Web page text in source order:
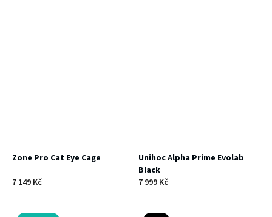
Zone Pro Cat Eye Cage
7 149 Kč
Unihoc Alpha Prime Evolab
Black
7 999 Kč